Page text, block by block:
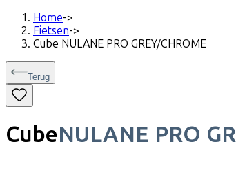
Home->
Fietsen->
Cube NULANE PRO GREY/CHROME
Terug
CubeNULANE PRO